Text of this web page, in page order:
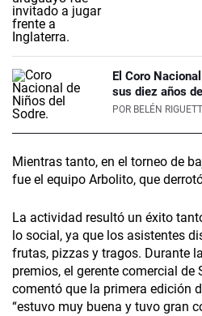
El Coro
sus diez años
POR BELÉN
Mientras tanto, en el torneo de
fue el equipo Arbolito, que
La actividad resultó un éxito
lo social, ya que los asistentes
frutas, pizzas y tragos. Durante
premios, el gerente comercial
comentó que la primera edición
“estuvo muy buena y tuvo gran